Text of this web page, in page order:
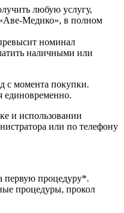
любую услугу,
Медико», в полном
номинал
наличными или
с момента покупки.
единовременно.
и использовании
или по телефону
первую процедуру*.
процедуры, прокол